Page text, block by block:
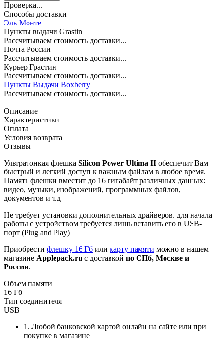
Проверка...
Способы доставки
Эль-Монте
Пункты выдачи Grastin
Рассчитываем стоимость доставки...
Почта России
Рассчитываем стоимость доставки...
Курьер Грастин
Рассчитываем стоимость доставки...
Пункты Выдачи Boxberry
Рассчитываем стоимость доставки...
Описание
Характеристики
Оплата
Условия возврата
Отзывы
Ультратонкая флешка Silicon Power Ultima II обеспечит Вам
быстрый и легкий доступ к важным файлам в любое время.
Память флешки вместит до 16 гигабайт различных данных:
видео, музыки, изображений, программных файлов,
документов и т.д
Не требует установки дополнительных драйверов, для начала
работы с устройством требуется лишь вставить его в USB-
порт (Plug and Play)
Приобрести флешку 16 Гб или карту памяти можно в нашем
магазине Applepack.ru с доставкой по СПб, Москве и
России.
Объем памяти
16 Гб
Тип соединителя
USB
1. Любой банковской картой онлайн на сайте или при
покупке в магазине